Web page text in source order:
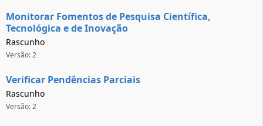
Monitorar Fomentos de Pesquisa Científica,
Tecnológica e de Inovação
Rascunho
Versão: 2
Verificar Pendências Parciais
Rascunho
Versão: 2